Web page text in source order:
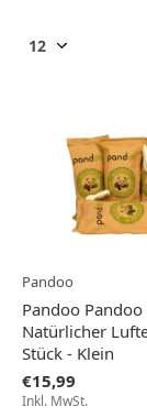
Pandoo
Pandoo Pandoo
Natürlicher
Stück - Klein
€15,99
Inkl. MwSt.